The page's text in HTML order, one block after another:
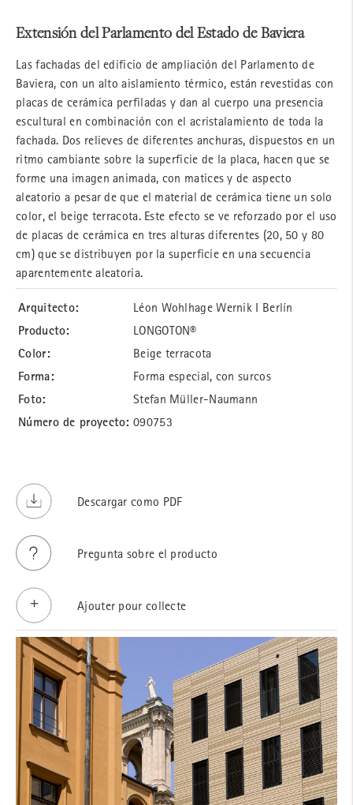
Extensión del Parlamento del Estado de Baviera
Las fachadas del edificio de ampliación del Parlamento de
Baviera, con un alto aislamiento térmico, están revestidas con
placas de cerámica perfiladas y dan al cuerpo una presencia
escultural en combinación con el acristalamiento de toda la
fachada. Dos relieves de diferentes anchuras, dispuestos en un
ritmo cambiante sobre la superficie de la placa, hacen que se
forme una imagen animada, con matices y de aspecto
aleatorio a pesar de que el material de cerámica tiene un solo
color, el beige terracota. Este efecto se ve reforzado por el uso
de placas de cerámica en tres alturas diferentes (20, 50 y 80
cm) que se distribuyen por la superficie en una secuencia
aparentemente aleatoria.
Arquitecto: Léon Wohlhage Wernik I Berlín
Producto: LONGOTON®
Color: Beige terracota
Forma: Forma especial, con surcos
Foto: Stefan Müller-Naumann
Número de proyecto: 090753
Descargar como PDF
Pregunta sobre el producto
Ajouter pour collecte